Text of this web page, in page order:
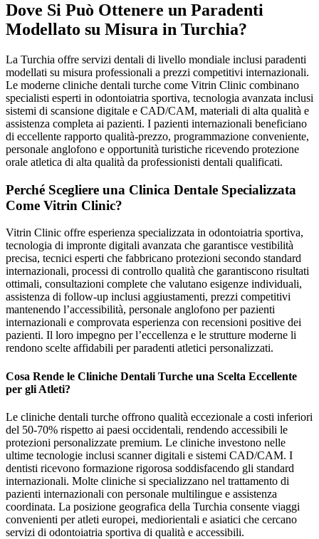
Dove Si Può Ottenere un Paradenti
Modellato su Misura in Turchia?
La Turchia offre servizi dentali di livello mondiale inclusi paradenti
modellati su misura professionali a prezzi competitivi internazionali.
Le moderne cliniche dentali turche come Vitrin Clinic combinano
specialisti esperti in odontoiatria sportiva, tecnologia avanzata inclusi
sistemi di scansione digitale e CAD/CAM, materiali di alta qualità e
assistenza completa ai pazienti. I pazienti internazionali beneficiano
di eccellente rapporto qualità-prezzo, programmazione conveniente,
personale anglofono e opportunità turistiche ricevendo protezione
orale atletica di alta qualità da professionisti dentali qualificati.
Perché Scegliere una Clinica Dentale Specializzata
Come Vitrin Clinic?
Vitrin Clinic offre esperienza specializzata in odontoiatria sportiva,
tecnologia di impronte digitali avanzata che garantisce vestibilità
precisa, tecnici esperti che fabbricano protezioni secondo standard
internazionali, processi di controllo qualità che garantiscono risultati
ottimali, consultazioni complete che valutano esigenze individuali,
assistenza di follow-up inclusi aggiustamenti, prezzi competitivi
mantenendo l’accessibilità, personale anglofono per pazienti
internazionali e comprovata esperienza con recensioni positive dei
pazienti. Il loro impegno per l’eccellenza e le strutture moderne li
rendono scelte affidabili per paradenti atletici personalizzati.
Cosa Rende le Cliniche Dentali Turche una Scelta Eccellente
per gli Atleti?
Le cliniche dentali turche offrono qualità eccezionale a costi inferiori
del 50-70% rispetto ai paesi occidentali, rendendo accessibili le
protezioni personalizzate premium. Le cliniche investono nelle
ultime tecnologie inclusi scanner digitali e sistemi CAD/CAM. I
dentisti ricevono formazione rigorosa soddisfacendo gli standard
internazionali. Molte cliniche si specializzano nel trattamento di
pazienti internazionali con personale multilingue e assistenza
coordinata. La posizione geografica della Turchia consente viaggi
convenienti per atleti europei, mediorientali e asiatici che cercano
servizi di odontoiatria sportiva di qualità e accessibili.